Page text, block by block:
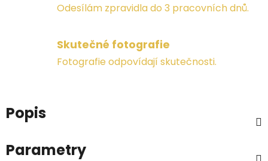
Odesílám zpravidla do 3 pracovních dnů.
Skutečné fotografie
Fotografie odpovídají skutečnosti.
Popis
Parametry